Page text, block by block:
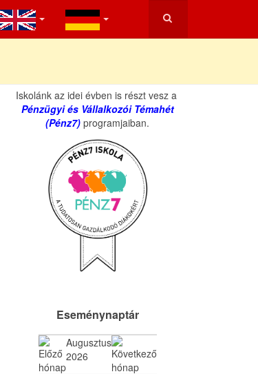
Iskolánk az idei évben is részt vesz a
Pénzügyi és Vállalkozói Témahét
(Pénz7) programjaiban.
Eseménynaptár
Augusztus
2026